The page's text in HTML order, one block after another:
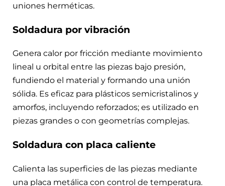
uniones herméticas.
Soldadura por vibración
Genera calor por fricción mediante movimiento
lineal u orbital entre las piezas bajo presión,
fundiendo el material y formando una unión
sólida. Es eficaz para plásticos semicristalinos y
amorfos, incluyendo reforzados; es utilizado en
piezas grandes o con geometrías complejas.
Soldadura con placa caliente
Calienta las superficies de las piezas mediante
una placa metálica con control de temperatura.